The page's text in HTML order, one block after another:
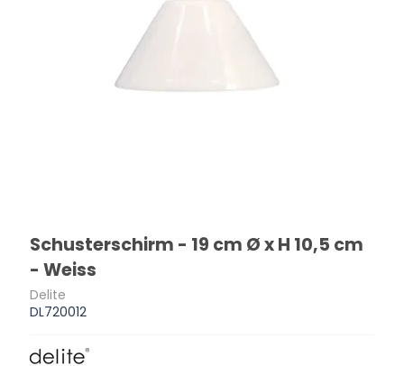
Schusterschirm - 19 cm Ø x H 10,5 cm
- Weiss
Delite
DL720012